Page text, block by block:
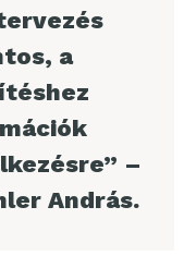
a
–
András.